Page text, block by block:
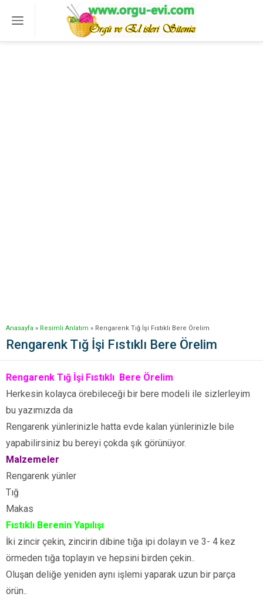
Anasayfa » Resimli Anlatım » Rengarenk Tığ İşi Fıstıklı Bere Örelim
Rengarenk Tığ İşi Fıstıklı Bere Örelim
Rengarenk Tığ İşi Fıstıklı Bere Örelim
Herkesin kolayca örebileceği bir bere modeli ile sizlerleyim
bu yazımızda da
Rengarenk yünlerinizle hatta evde kalan yünlerinizle bile
yapabilirsiniz bu bereyi çokda şık görünüyor.
Malzemeler
Rengarenk yünler
Tığ
Makas
Fıstıklı Berenin Yapılışı
İki zincir çekin, zincirin dibine tığa ipi dolayın ve 3- 4 kez
örmeden tığa toplayın ve hepsini birden çekin..
Oluşan deliğe yeniden aynı işlemi yaparak uzun bir parça
örün..